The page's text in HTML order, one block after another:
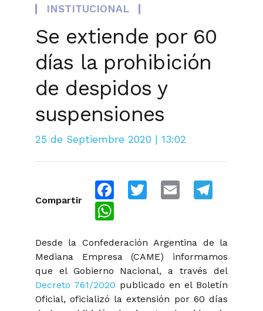
INSTITUCIONAL
Se extiende por 60
días la prohibición
de despidos y
suspensiones
25 de Septiembre 2020 | 13:02
Compartir
FacebookTwitter Email
Desde la Confederación Argentina de la
Mediana Empresa (CAME) informamos
que el Gobierno Nacional, a través del
Decreto 761/2020 publicado en el Boletín
Oficial, oficializó la extensión por 60 días